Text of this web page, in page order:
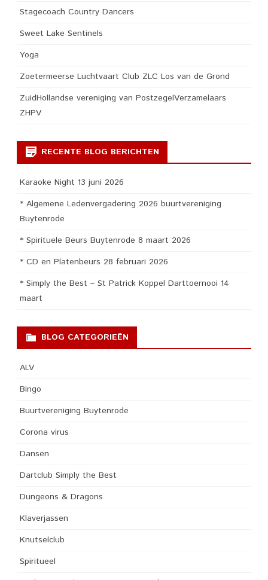
Stagecoach Country Dancers
Sweet Lake Sentinels
Yoga
Zoetermeerse Luchtvaart Club ZLC Los van de Grond
ZuidHollandse vereniging van PostzegelVerzamelaars
ZHPV
RECENTE BLOG BERICHTEN
Karaoke Night 13 juni 2026
* Algemene Ledenvergadering 2026 buurtvereniging
Buytenrode
* Spirituele Beurs Buytenrode 8 maart 2026
* CD en Platenbeurs 28 februari 2026
* Simply the Best – St Patrick Koppel Darttoernooi 14
maart
BLOG CATEGORIEËN
ALV
Bingo
Buurtvereniging Buytenrode
Corona virus
Dansen
Dartclub Simply the Best
Dungeons & Dragons
Klaverjassen
Knutselclub
Spiritueel